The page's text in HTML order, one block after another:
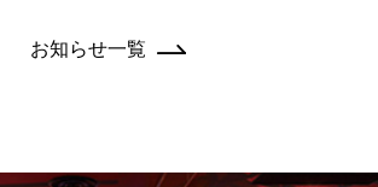
お知らせ一覧